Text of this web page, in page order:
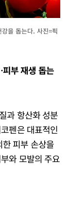
을 돕는다. 사진=픽
부 재생 돕는
과 항산화 성분
펜은 대표적인
피부 손상을
와 모발의 주요